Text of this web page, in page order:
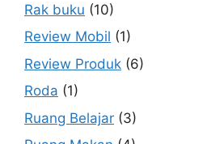
Rak buku (10)
Review Mobil (1)
Review Produk (6)
Roda (1)
Ruang Belajar (3)